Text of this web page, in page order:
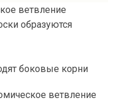
ветвление
образуются
боковые корни
ветвление